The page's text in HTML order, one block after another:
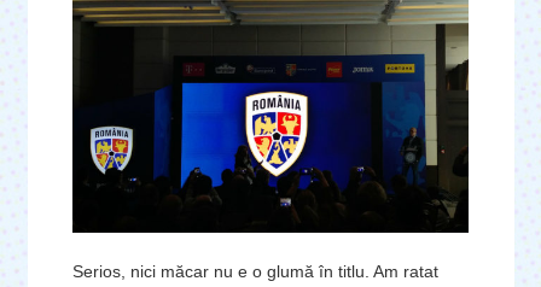
Serios, nici măcar nu e o glumă în titlu. Am ratat